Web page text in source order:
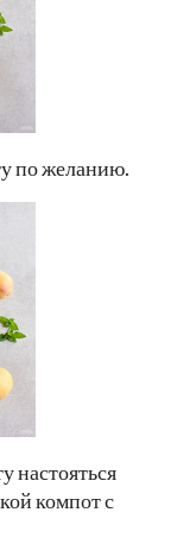
по желанию.
настояться
компот с